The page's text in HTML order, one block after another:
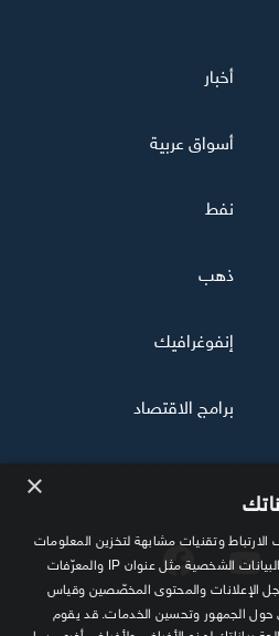
أخبار
أسواق عربية
نفط
ذهب
إنفوغرافيك
برامج الاقتصاد
×
وتقنيات مشابهة لتخزين المعلومات
على جهازك والوصول إليها ومعالجة البيانات الشخصية مثل عنوان IP والمعرّفات
الإعلانات والمحتوى المخصّصين وقياس
حول الجمهور وتحسين الخدمات. قد يقوم